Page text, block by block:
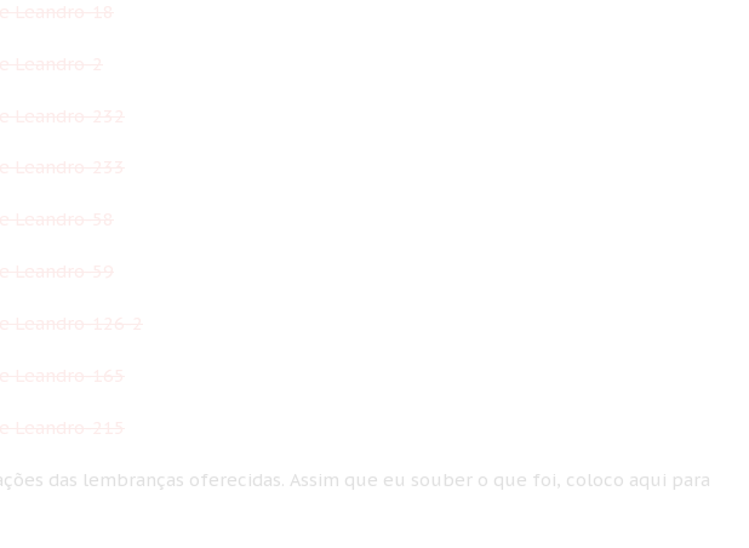
das lembranças oferecidas. Assim que eu souber o que foi, coloco aqui para